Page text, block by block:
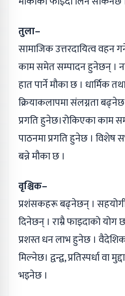
तुला–
सामाजिक उत्तरदायित्व वहन
काम समेत सम्पादन हुनेछन् ।
हात पार्ने मौका छ । धार्मिक
क्रियाकलापमा संलग्नता बढ्नेछ
प्रगति हुनेछ।रोकिएका काम
पाठनमा प्रगति हुनेछ । विशेष
बन्ने मौका छ ।
वृश्चिक–
प्रशंसकहरू बढ्नेछन् ।
दिनेछन् । राम्रै फाइदाको योग
प्रशस्त धन लाभ हुनेछ । वैदेशिक
मिल्नेछ। द्वन्द्व, प्रतिस्पर्धा वा
भइनेछ ।